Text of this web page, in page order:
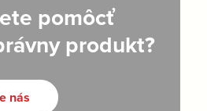
pomôcť
produkt?
nás